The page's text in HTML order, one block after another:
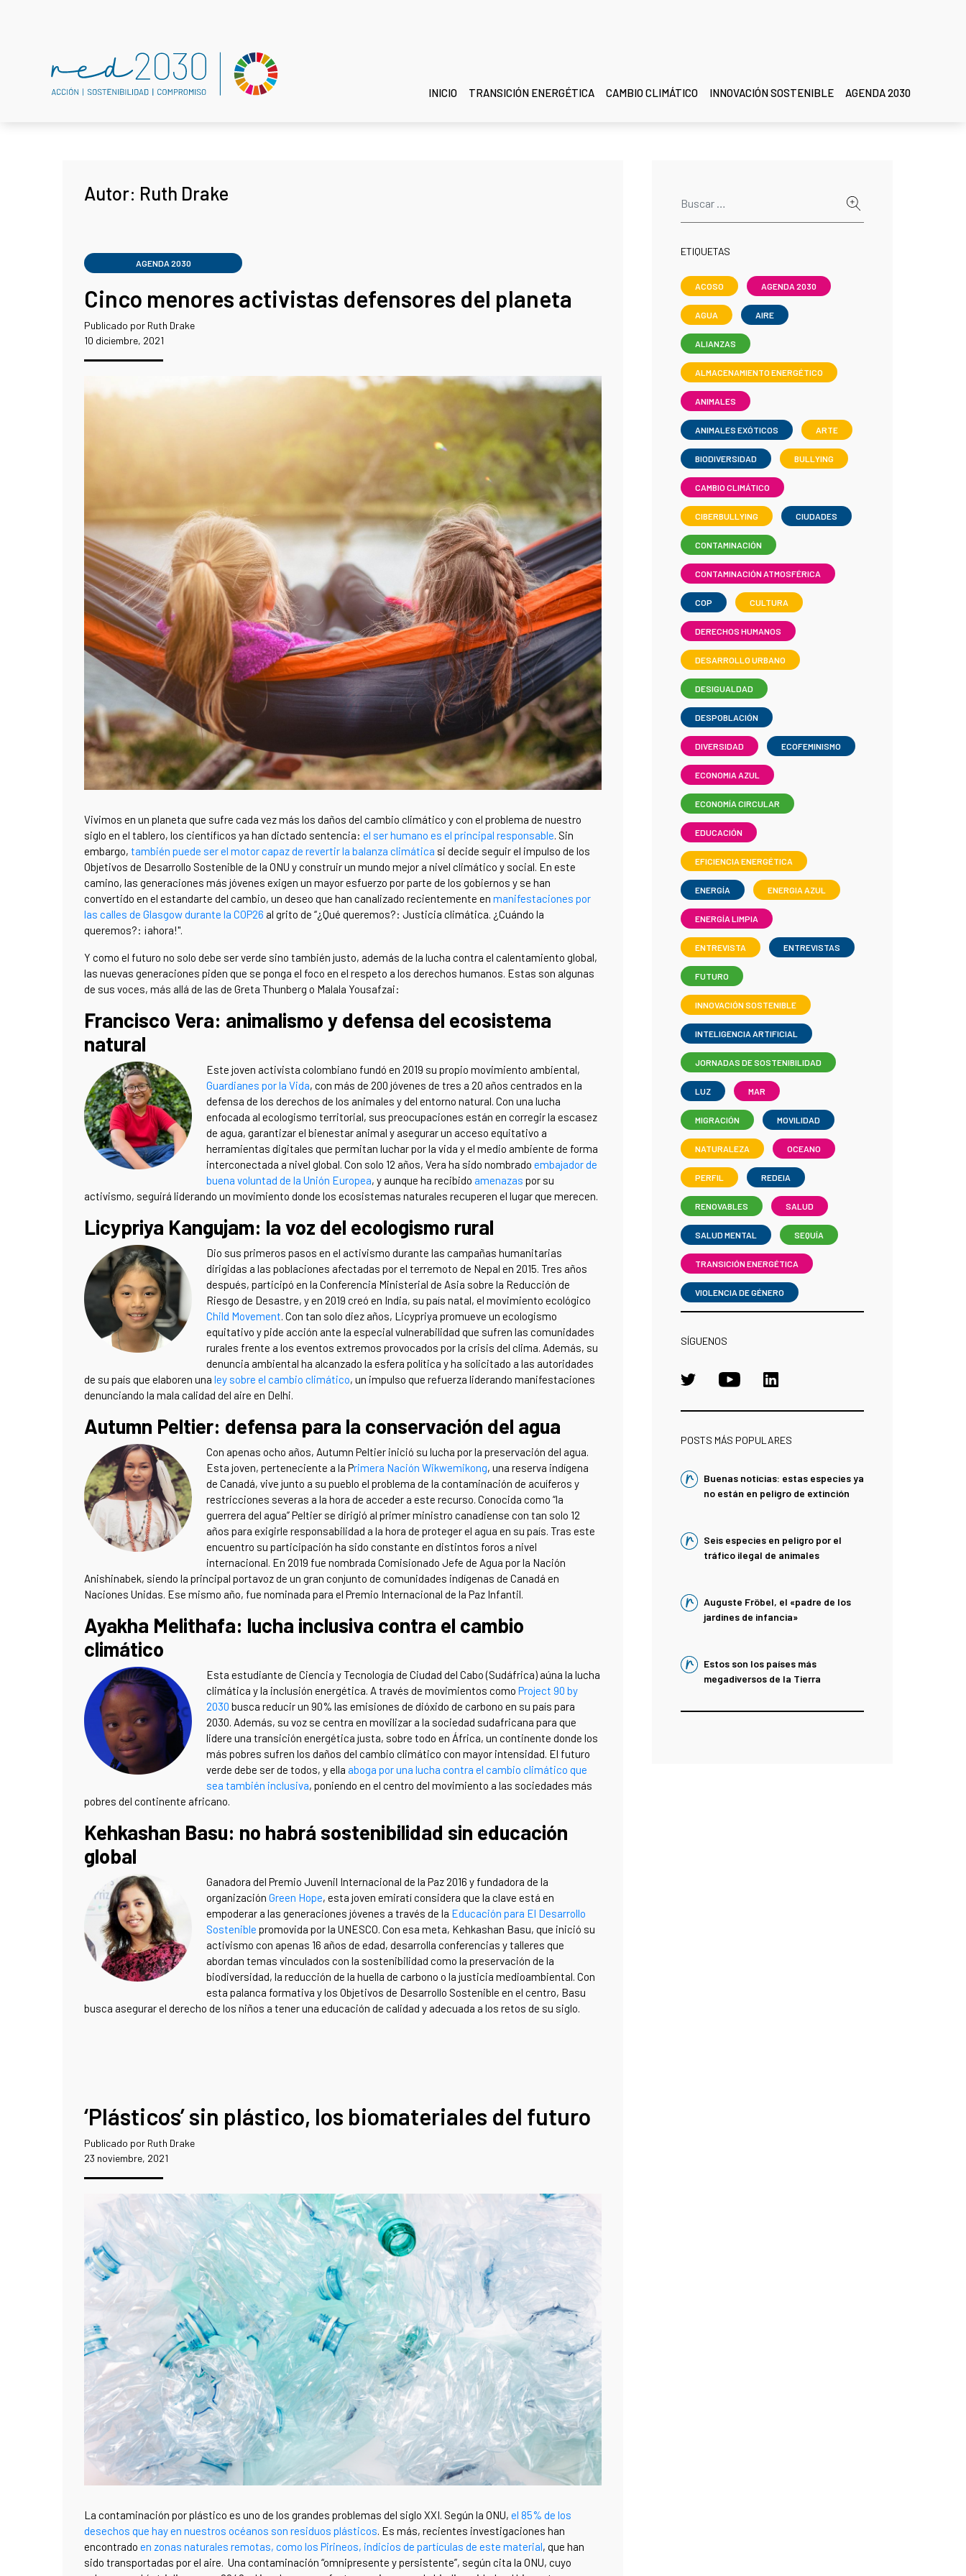
INICIO TRANSICIÓN ENERGÉTICA CAMBIO CLIMÁTICO INNOVACIÓN SOSTENIBLE AGENDA 2030
Autor: Ruth Drake
AGENDA 2030
Cinco menores activistas defensores del planeta
Publicado por Ruth Drake
10 diciembre, 2021
Vivimos en un planeta que sufre cada vez más los daños del cambio climático y con el problema de nuestro
siglo en el tablero, los científicos ya han dictado sentencia: el ser humano es el principal responsable. Sin
embargo, también puede ser el motor capaz de revertir la balanza climática si decide seguir el impulso de los
Objetivos de Desarrollo Sostenible de la ONU y construir un mundo mejor a nivel climático y social. En este
camino, las generaciones más jóvenes exigen un mayor esfuerzo por parte de los gobiernos y se han
convertido en el estandarte del cambio, un deseo que han canalizado recientemente en manifestaciones por
las calles de Glasgow durante la COP26 al grito de “¿Qué queremos?: Justicia climática. ¿Cuándo la
queremos?: ¡ahora!".
Y como el futuro no solo debe ser verde sino también justo, además de la lucha contra el calentamiento global,
las nuevas generaciones piden que se ponga el foco en el respeto a los derechos humanos. Estas son algunas
de sus voces, más allá de las de Greta Thunberg o Malala Yousafzai:
Francisco Vera: animalismo y defensa del ecosistema
natural
Este joven activista colombiano fundó en 2019 su propio movimiento ambiental,
Guardianes por la Vida, con más de 200 jóvenes de tres a 20 años centrados en la
defensa de los derechos de los animales y del entorno natural. Con una lucha
enfocada al ecologismo territorial, sus preocupaciones están en corregir la escasez
de agua, garantizar el bienestar animal y asegurar un acceso equitativo a
herramientas digitales que permitan luchar por la vida y el medio ambiente de forma
interconectada a nivel global. Con solo 12 años, Vera ha sido nombrado embajador de
buena voluntad de la Unión Europea, y aunque ha recibido amenazas por su
activismo, seguirá liderando un movimiento donde los ecosistemas naturales recuperen el lugar que merecen.
Licypriya Kangujam: la voz del ecologismo rural
Dio sus primeros pasos en el activismo durante las campañas humanitarias
dirigidas a las poblaciones afectadas por el terremoto de Nepal en 2015. Tres años
después, participó en la Conferencia Ministerial de Asia sobre la Reducción de
Riesgo de Desastre, y en 2019 creó en India, su país natal, el movimiento ecológico
Child Movement. Con tan solo diez años, Licypriya promueve un ecologismo
equitativo y pide acción ante la especial vulnerabilidad que sufren las comunidades
rurales frente a los eventos extremos provocados por la crisis del clima. Además, su
denuncia ambiental ha alcanzado la esfera política y ha solicitado a las autoridades
de su país que elaboren una ley sobre el cambio climático, un impulso que refuerza liderando manifestaciones
denunciando la mala calidad del aire en Delhi.
Autumn Peltier: defensa para la conservación del agua
Con apenas ocho años, Autumn Peltier inició su lucha por la preservación del agua.
Esta joven, perteneciente a la Primera Nación Wikwemikong, una reserva indígena
de Canadá, vive junto a su pueblo el problema de la contaminación de acuíferos y
restricciones severas a la hora de acceder a este recurso. Conocida como “la
guerrera del agua” Peltier se dirigió al primer ministro canadiense con tan solo 12
años para exigirle responsabilidad a la hora de proteger el agua en su país. Tras este
encuentro su participación ha sido constante en distintos foros a nivel
internacional. En 2019 fue nombrada Comisionado Jefe de Agua por la Nación
Anishinabek, siendo la principal portavoz de un gran conjunto de comunidades indígenas de Canadá en
Naciones Unidas. Ese mismo año, fue nominada para el Premio Internacional de la Paz Infantil.
Ayakha Melithafa: lucha inclusiva contra el cambio
climático
Esta estudiante de Ciencia y Tecnología de Ciudad del Cabo (Sudáfrica) aúna la lucha
climática y la inclusión energética. A través de movimientos como Project 90 by
2030 busca reducir un 90% las emisiones de dióxido de carbono en su país para
2030. Además, su voz se centra en movilizar a la sociedad sudafricana para que
lidere una transición energética justa, sobre todo en África, un continente donde los
más pobres sufren los daños del cambio climático con mayor intensidad. El futuro
verde debe ser de todos, y ella aboga por una lucha contra el cambio climático que
sea también inclusiva, poniendo en el centro del movimiento a las sociedades más
pobres del continente africano.
Kehkashan Basu: no habrá sostenibilidad sin educación
global
Ganadora del Premio Juvenil Internacional de la Paz 2016 y fundadora de la
organización Green Hope, esta joven emiratí considera que la clave está en
empoderar a las generaciones jóvenes a través de la Educación para El Desarrollo
Sostenible promovida por la UNESCO. Con esa meta, Kehkashan Basu, que inició su
activismo con apenas 16 años de edad, desarrolla conferencias y talleres que
abordan temas vinculados con la sostenibilidad como la preservación de la
biodiversidad, la reducción de la huella de carbono o la justicia medioambiental. Con
esta palanca formativa y los Objetivos de Desarrollo Sostenible en el centro, Basu
busca asegurar el derecho de los niños a tener una educación de calidad y adecuada a los retos de su siglo.
‘Plásticos’ sin plástico, los biomateriales del futuro
Publicado por Ruth Drake
23 noviembre, 2021
La contaminación por plástico es uno de los grandes problemas del siglo XXI. Según la ONU, el 85% de los
desechos que hay en nuestros océanos son residuos plásticos . Es más, recientes investigaciones han
encontrado en zonas naturales remotas, como los Pirineos, indicios de partículas de este material, que han
sido transportadas por el aire. Una contaminación “omnipresente y persistente”, según cita la ONU, cuyo
ETIQUETAS
ACOSO AGENDA 2030
AGUA AIRE
ALIANZAS
ALMACENAMIENTO ENERGÉTICO
ANIMALES
ANIMALES EXÓTICOS ARTE
BIODIVERSIDAD BULLYING
CAMBIO CLIMÁTICO
CIBERBULLYING CIUDADES
CONTAMINACIÓN
CONTAMINACIÓN ATMOSFÉRICA
COP CULTURA
DERECHOS HUMANOS
DESARROLLO URBANO
DESIGUALDAD
DESPOBLACIÓN
DIVERSIDAD ECOFEMINISMO
ECONOMIA AZUL
ECONOMÍA CIRCULAR
EDUCACIÓN
EFICIENCIA ENERGÉTICA
ENERGÍA ENERGIA AZUL
ENERGÍA LIMPIA
ENTREVISTA ENTREVISTAS
FUTURO
INNOVACIÓN SOSTENIBLE
INTELIGENCIA ARTIFICIAL
JORNADAS DE SOSTENIBILIDAD
LUZ MAR
MIGRACIÓN MOVILIDAD
NATURALEZA OCEANO
PERFIL REDEIA
RENOVABLES SALUD
SALUD MENTAL SEQUÍA
TRANSICIÓN ENERGÉTICA
VIOLENCIA DE GÉNERO
SÍGUENOS
POSTS MÁS POPULARES
Buenas noticias: estas especies ya
no están en peligro de extinción
Seis especies en peligro por el
tráfico ilegal de animales
Auguste Fröbel, el «padre de los
jardines de infancia»
Estos son los países más
megadiversos de la Tierra